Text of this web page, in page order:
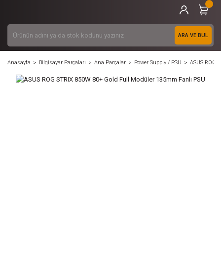
ARA VE BUL
Anasayfa Bilgisayar Parçaları Ana Parçalar Power Supply / PSU ASUS ROG